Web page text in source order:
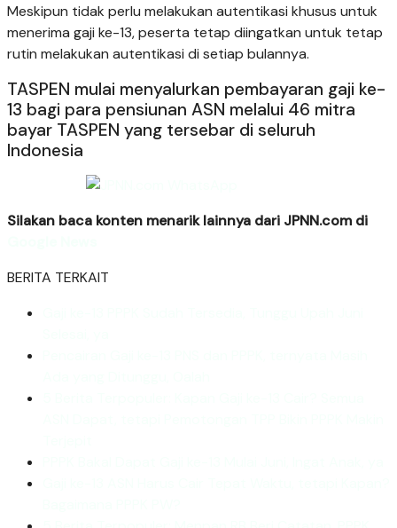
Meskipun tidak perlu melakukan autentikasi khusus untuk
menerima gaji ke-13, peserta tetap diingatkan untuk tetap
rutin melakukan autentikasi di setiap bulannya.
TASPEN mulai menyalurkan pembayaran gaji ke-
13 bagi para pensiunan ASN melalui 46 mitra
bayar TASPEN yang tersebar di seluruh
Indonesia
Silakan baca konten menarik lainnya dari JPNN.com di
BERITA TERKAIT